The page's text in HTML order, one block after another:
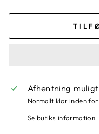
Afhentning
Normalt klar inden
Se butiks information